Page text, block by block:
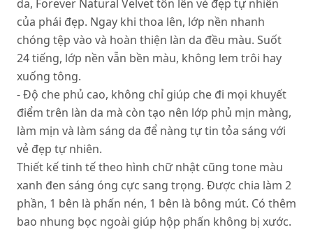
da, Forever Natural Velvet tôn lên vẻ đẹp tự nhiên
của phái đẹp. Ngay khi thoa lên, lớp nền nhanh
chóng tệp vào và hoàn thiện làn da đều màu. Suốt
24 tiếng, lớp nền vẫn bền màu, không lem trôi hay
xuống tông.
- Độ che phủ cao, không chỉ giúp che đi mọi khuyết
điểm trên làn da mà còn tạo nên lớp phủ mịn màng,
làm mịn và làm sáng da để nàng tự tin tỏa sáng với
vẻ đẹp tự nhiên.
Thiết kế tinh tế theo hình chữ nhật cũng tone màu
xanh đen sáng óng cực sang trọng. Được chia làm 2
phần, 1 bên là phấn nén, 1 bên là bông mút. Có thêm
bao nhung bọc ngoài giúp hộp phấn không bị xước.